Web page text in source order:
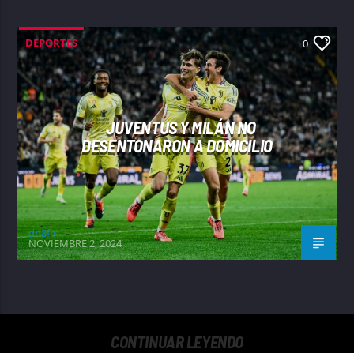
DEPORTES 0
JUVENTUS Y MILÁN NO
DESENTONARON A DOMICILIO
dh8fm
NOVIEMBRE 2, 2024
CONTINUAR LEYENDO